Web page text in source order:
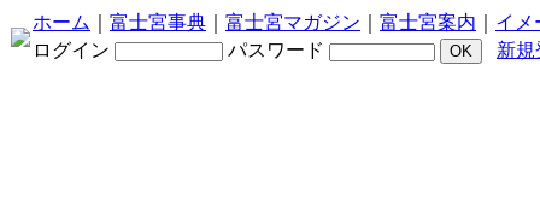
ホーム 富士宮事典 富士宮マガジン 富士宮案内
イメ
ログイン
パスワード 新規